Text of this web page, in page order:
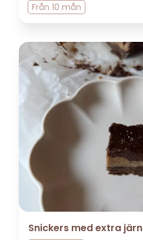
Från 10 mån
Snickers med extra järn